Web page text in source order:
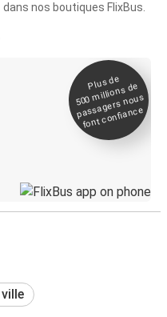
dans nos boutiques FlixBus.
Plus de
500
millions de
passagers nous
font confiance